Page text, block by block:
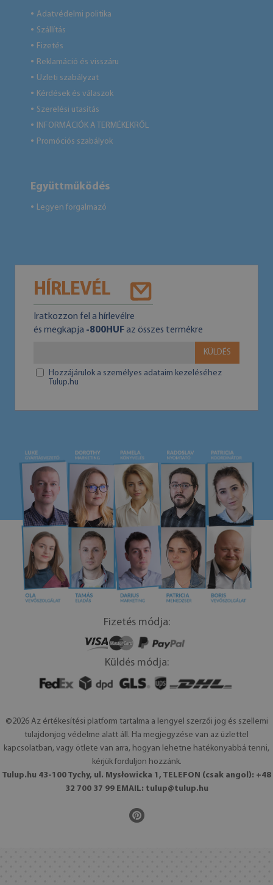
● Adatvédelmi politika
● Szállítás
● Fizetés
● Reklamáció és visszáru
● Üzleti szabályzat
● Kérdések és válaszok
● Szerelési utasítás
● INFORMÁCIÓK A TERMÉKEKRŐL
● Promóciós szabályok
Együttműködés
● Legyen forgalmazó
HÍRLEVÉL
Iratkozzon fel a hírlevélre
és megkapja -800HUFaz összes termékre
KÜLDÉS
Hozzájárulok a személyes adataim kezeléséhez
Tulup.hu
Fizetés módja:
Küldés módja:
©2026 Az értékesítési platform tartalma a lengyel szerzői jog és szellemi
tulajdonjog védelme alatt áll. Ha megjegyzése van az üzlettel
kapcsolatban, vagy ötlete van arra, hogyan lehetne hatékonyabbá tenni,
kérjük forduljon hozzánk.
Tulup.hu 43-100 Tychy, ul. Mysłowicka 1, TELEFON (csak angol): +48
32 700 37 99 EMAIL: tulup@tulup.hu